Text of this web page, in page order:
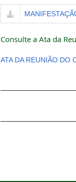
Consulte a Ata da
ATA DA REUNIÃO DO